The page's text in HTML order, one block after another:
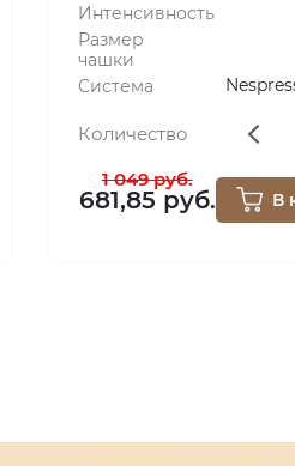
Интенсивность
Размер
чашки
Система
Количество
1 049 руб.
681,85 руб. В